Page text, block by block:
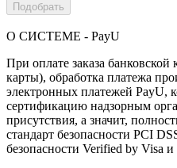
Подобрать
О СИСТЕМЕ - PayU
При оплате заказа
карты), обработка платежа
электронных платежей PayU,
сертификацию надзорным
присутствия, а значит,
стандарт безопасности PCI
безопасности Verified by Visa